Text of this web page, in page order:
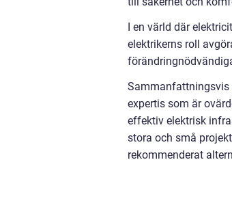
I en värld där
elektrikerns roll
Sammanfattningsvis
expertis som är
effektiv elektrisk
stora och små
rekommenderat